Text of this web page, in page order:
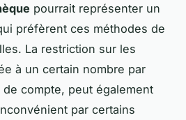
pourrait représenter un
préfèrent ces méthodes de
La restriction sur les
à un certain nombre par
compte, peut également
par certains